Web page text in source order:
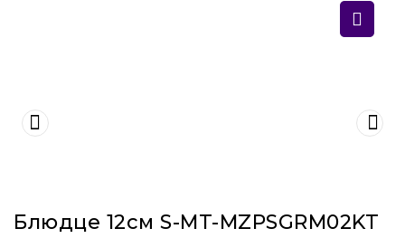
Блюдце 12см S-MT-MZPSGRM02KT